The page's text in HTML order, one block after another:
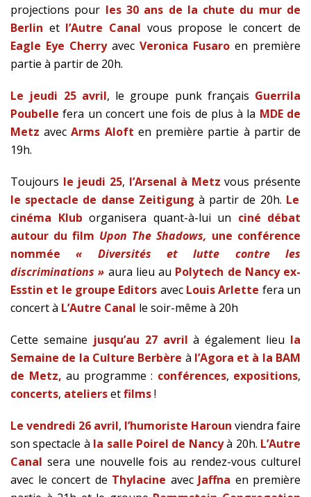
projections pour les 30 ans de la chute du mur de
Berlin et l’Autre Canal vous propose le concert de
Eagle Eye Cherry avec Veronica Fusaro en première
partie à partir de 20h.
Le jeudi 25 avril, le groupe punk français Guerrila
Poubelle fera un concert une fois de plus à la MDE de
Metz avecArms Aloft en première partie à partir de
19h.
Toujours le jeudi 25, l’Arsenal à Metz vous présente
le spectacle de danse Zeitigung à partir de 20h. Le
cinéma Klub organisera quant-à-lui un ciné débat
autour du film Upon The Shadows, une conférence
nommée « Diversités et lutte contre les
discriminations » aura lieu au Polytech de Nancy ex-
Esstin et le groupe Editors avec Louis Arlette fera un
concert à L’Autre Canal le soir-même à 20h
Cette semaine jusqu’au 27 avril à également lieu la
Semaine de la Culture Berbère à l’Agora et à la BAM
de Metz, au programme : conférences, expositions,
concerts, ateliersetfilms!
Le vendredi 26 avril, l’humoriste Haroun viendra faire
son spectacle à la salle Poirel de Nancyà 20h. L’Autre
Canal sera une nouvelle fois au rendez-vous culturel
avec le concert de Thylacine avec Jaffna en première